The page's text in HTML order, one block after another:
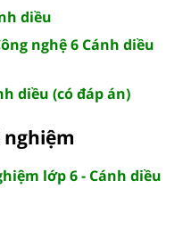
diều
nghệ 6 Cánh diều
diều (có đáp án)
lớp 6 - Cánh diều